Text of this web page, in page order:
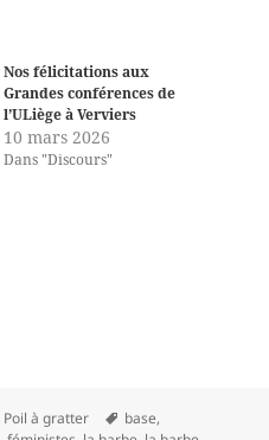
Nos félicitations aux
Grandes conférences de
l’ULiège à Verviers
10 mars 2026
Dans "Discours"
Catégories
Poil à gratter
Mots-
base,